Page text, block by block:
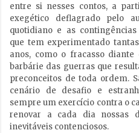
entre si nesses contos, a
exegético deflagrado pelo
quotidiano e as
que tem experimentado
anos, como o fracasso
barbárie das guerras que
preconceitos de toda ordem.
cenário de desafio e
sempre um exercício contra o
renovar a cada dia nossas
inevitáveis contenciosos.